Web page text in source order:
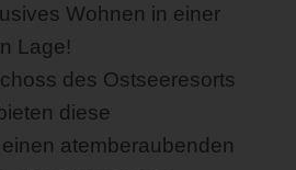
Wohnen in einer
Lage!
des Ostseeresorts
diese
atemberaubenden